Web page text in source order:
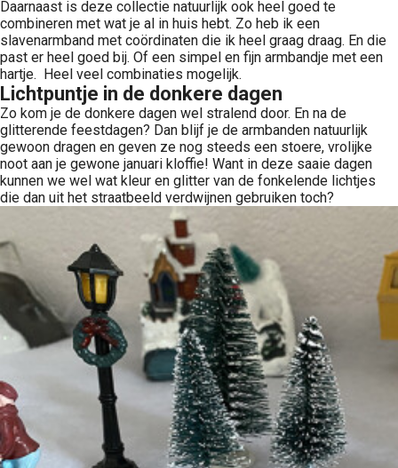
Daarnaast is deze collectie natuurlijk ook heel goed te
combineren met wat je al in huis hebt. Zo heb ik een
slavenarmband met coördinaten die ik heel graag draag. En die
past er heel goed bij. Of een simpel en fijn armbandje met een
hartje. Heel veel combinaties mogelijk.
Lichtpuntje in de donkere dagen
Zo kom je de donkere dagen wel stralend door. En na de
glitterende feestdagen? Dan blijf je de armbanden natuurlijk
gewoon dragen en geven ze nog steeds een stoere, vrolijke
noot aan je gewone januari kloffie! Want in deze saaie dagen
kunnen we wel wat kleur en glitter van de fonkelende lichtjes
die dan uit het straatbeeld verdwijnen gebruiken toch?